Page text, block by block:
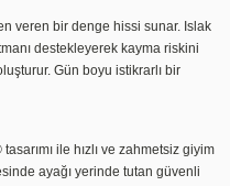
veren bir denge hissi sunar. Islak
destekleyerek kayma riskini
Gün boyu istikrarlı bir
ile hızlı ve zahmetsiz giyim
ayağı yerinde tutan güvenli